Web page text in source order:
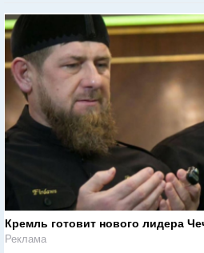
Кремль готовит нового лидера
Реклама